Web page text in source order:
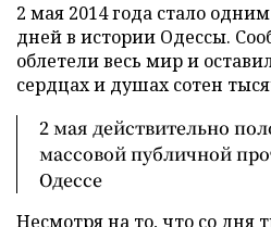
2 мая 2014 года стало
дней в истории Одессы.
облетели весь мир и
сердцах и душах сотен
2 мая действительно
массовой публичной
Одессе
Несмотря на то, что со дня